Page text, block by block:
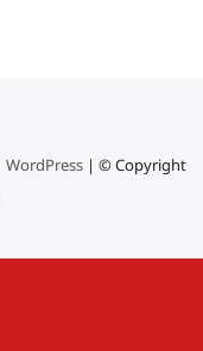
WordPress| © Copyright